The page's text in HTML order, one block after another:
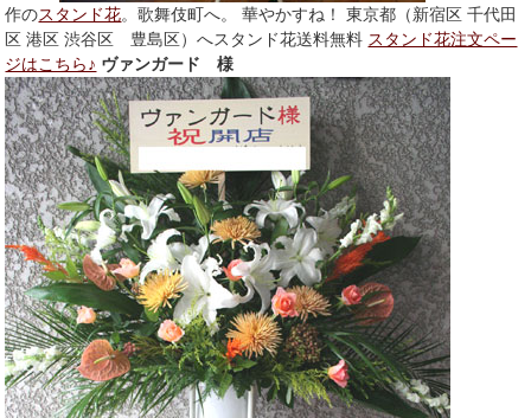
作のスタンド花。歌舞伎町へ。 華やかすね！ 東京都（新宿区 千代田
区 港区 渋谷区 豊島区）へスタンド花送料無料 スタンド花注文ペー
ジはこちら♪ ヴァンガード 様